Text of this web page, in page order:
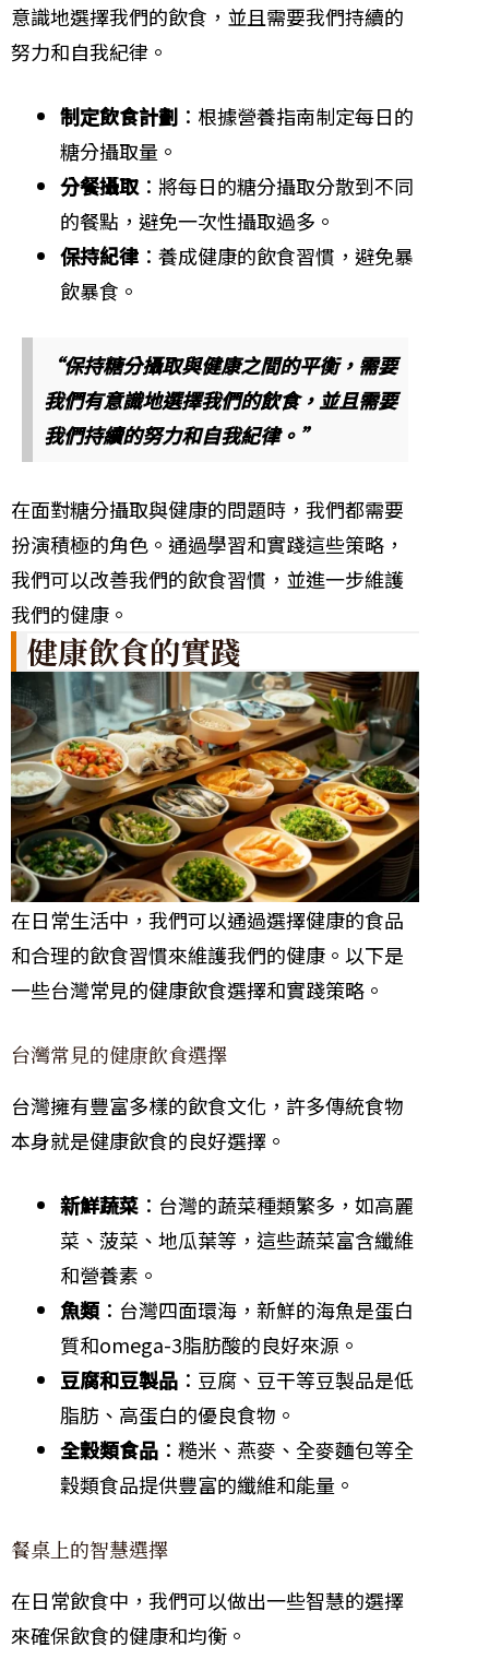
意識地選擇我們的飲食，並且需要我們持續的
努力和自我紀律。
制定飲食計劃 ：根據營養指南制定每日的
糖分攝取量。
分餐攝取：將每日的糖分攝取分散到不同
的餐點，避免一次性攝取過多。
保持紀律 ：養成健康的飲食習慣，避免暴
飲暴食。
“保持糖分攝取與健康之間的平衡，需要
我們有意識地選擇我們的飲食，並且需要
我們持續的努力和自我紀律。”
在面對糖分攝取與健康的問題時，我們都需要
扮演積極的角色。通過學習和實踐這些策略，
我們可以改善我們的飲食習慣，並進一步維護
我們的健康。
健康飲食的實踐
在日常生活中，我們可以通過選擇健康的食品
和合理的飲食習慣來維護我們的健康。以下是
一些台灣常見的健康飲食選擇和實踐策略。
台灣常見的健康飲食選擇
台灣擁有豐富多樣的飲食文化，許多傳統食物
本身就是健康飲食的良好選擇。
新鮮蔬菜 ：台灣的蔬菜種類繁多，如高麗
菜、菠菜、地瓜葉等，這些蔬菜富含纖維
和營養素。
魚類 ：台灣四面環海，新鮮的海魚是蛋白
質和omega-3脂肪酸的良好來源。
豆腐和豆製品 ：豆腐、豆干等豆製品是低
脂肪、高蛋白的優良食物。
全穀類食品 ：糙米、燕麥、全麥麵包等全
穀類食品提供豐富的纖維和能量。
餐桌上的智慧選擇
在日常飲食中，我們可以做出一些智慧的選擇
來確保飲食的健康和均衡。